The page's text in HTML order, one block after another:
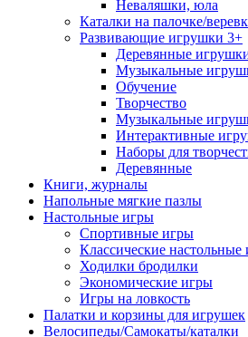
Неваляшки, юла
Каталки на палочке/
Развивающие игрушки 3+
Деревянные
Музыкальные
Обучение
Творчество
Музыкальные
Интерактивные
Наборы для
Деревянные
Книги, журналы
Напольные мягкие пазлы
Настольные игры
Спортивные игры
Классические настольные
Ходилки бродилки
Экономические игры
Игры на ловкость
Палатки и корзины для игрушек
Велосипеды/Самокаты/каталки